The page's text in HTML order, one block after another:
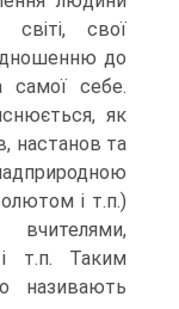
свої
до
самої себе.
як
настанов та
і т.п.)
т.п. Таким
називають